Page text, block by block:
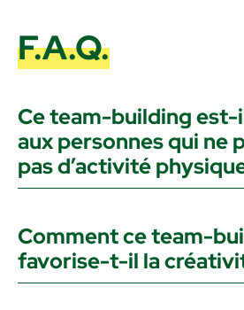
F.A.Q.
Ce team-building est-
aux personnes qui ne
pas d’activité
Comment ce team-
favorise-t-il la